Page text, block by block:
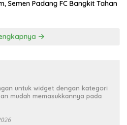
Semen Padang FC Bangkit Tahan
untuk widget dengan kategori
mudah memasukkannya pada